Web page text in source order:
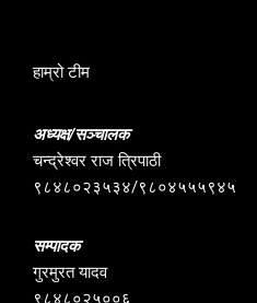
हाम्रो टीम
अध्यक्ष/सञ्चालक
चन्द्रेश्वर राज त्रिपाठी
९८४८०२३५३४/९८०४५५५९४५
सम्पादक
गुरमुरत यादव
९८४८०२५००६